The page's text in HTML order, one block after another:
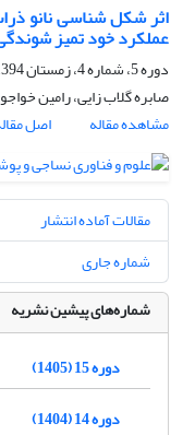
اثر شکل شناسی نانو
عملکرد خود تمیز
دوره 5، شماره 4، زمستان 1394، صفحه
صابره گلاب زایی، رامین
مشاهده مقاله
اصل
مقالات آماده انتشار
شماره جاری
شماره‌های پیشین نشریه
دوره 15 (1405)
دوره 14 (1404)